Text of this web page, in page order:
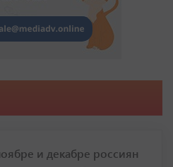
и декабре россиян